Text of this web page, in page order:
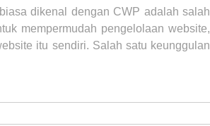
dikenal dengan CWP adalah salah
mempermudah pengelolaan website,
itu sendiri. Salah satu keunggulan